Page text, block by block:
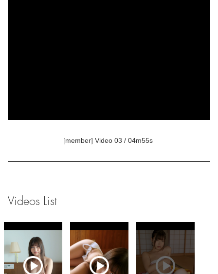
[member] Video 03 / 04m55s
Videos List